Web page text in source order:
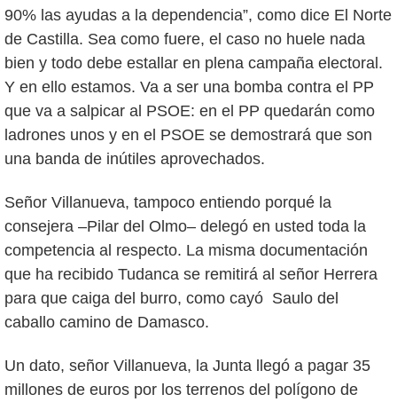
90% las ayudas a la dependencia”, como dice El Norte
de Castilla. Sea como fuere, el caso no huele nada
bien y todo debe estallar en plena campaña electoral.
Y en ello estamos. Va a ser una bomba contra el PP
que va a salpicar al PSOE: en el PP quedarán como
ladrones unos y en el PSOE se demostrará que son
una banda de inútiles aprovechados.
Señor Villanueva, tampoco entiendo porqué la
consejera –Pilar del Olmo– delegó en usted toda la
competencia al respecto. La misma documentación
que ha recibido Tudanca se remitirá al señor Herrera
para que caiga del burro, como cayó Saulo del
caballo camino de Damasco.
Un dato, señor Villanueva, la Junta llegó a pagar 35
millones de euros por los terrenos del polígono de